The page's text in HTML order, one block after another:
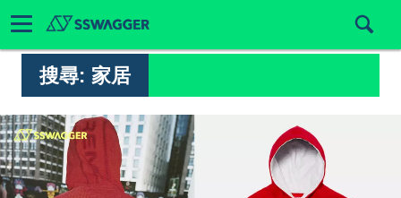
搜尋: 家居